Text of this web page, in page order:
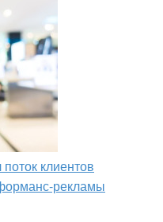
клиентов
рекламы